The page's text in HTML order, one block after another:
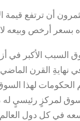
أن ترتفع قيمة
بسعر أرخص وبيعه
السبب الأكبر في
في نهايةِ القرن
لهذا
لمركزٍ رئيسيٍ له
في كل دول